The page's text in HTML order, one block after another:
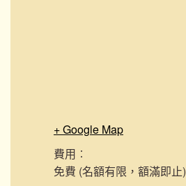
+ Google Map
費用︰
免費 (名額有限，額滿即止)